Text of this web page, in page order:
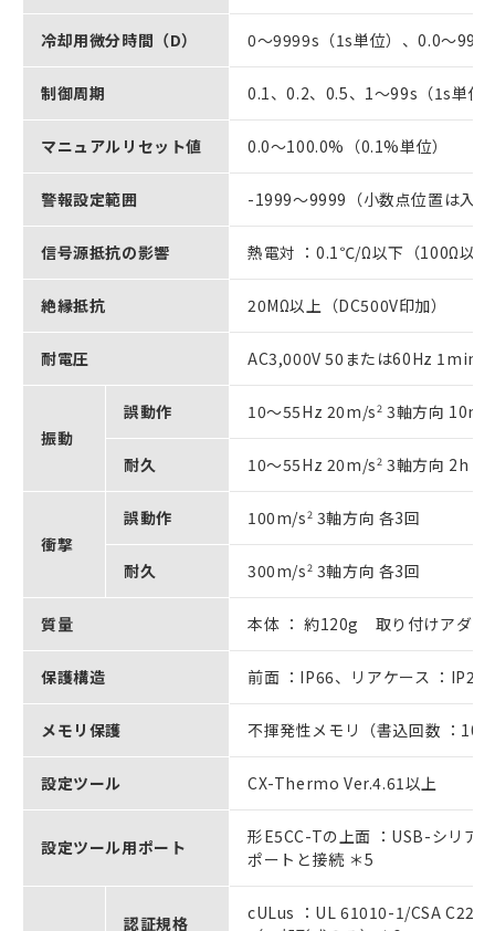
冷却用微分時間（D） 0～9999s（1s単位）、0.0～
制御周期 0.1、0.2、0.5、1～99s（1s単位
マニュアルリセット値 0.0～100.0%（0.1%単位）
警報設定範囲 -1999～9999（小数点位置は入
信号源抵抗の影響 熱電対 ：0.1℃/Ω以下（100Ω以
絶縁抵抗 20MΩ以上（DC500V印加）
耐電圧 AC3,000V 50または60Hz 1min
振動
誤動作 10～55Hz 20m/s2 3軸方向
耐久 10～55Hz 20m/s2 3軸方向 2h
衝撃
誤動作 100m/s2 3軸方向 各3回
耐久 300m/s2 3軸方向 各3回
質量 本体 ： 約120g 取り付けアダプ
保護構造 前面 ：IP66、リアケース ：IP20
メモリ保護 不揮発性メモリ（書込回数 ：100
設定ツール CX-Thermo Ver.4.61以上
設定ツール用ポート
形E5CC-Tの上面 ：USB-シリア
ポートと接続 ＊5
認証規格
cULus ：UL 61010-1/CSA